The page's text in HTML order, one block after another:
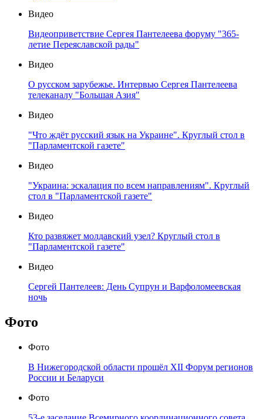
Видео
Видеоприветствие Сергея Пантелеева форуму "365-
летие Переяславской рады"
Видео
О русском зарубежье. Интервью Сергея Пантелеева
телеканалу "Большая Азия"
Видео
"Что ждёт русский язык на Украине". Круглый стол в
"Парламентской газете"
Видео
"Украина: эскалация по всем направлениям". Круглый
стол в "Парламентской газете"
Видео
Кто развяжет молдавский узел? Круглый стол в
"Парламентской газете"
Видео
Сергей Пантелеев: День Супрун и Варфоломеевская
ночь
Фото
Фото
В Нижегородской области прошёл XII Форум регионов
России и Беларуси
Фото